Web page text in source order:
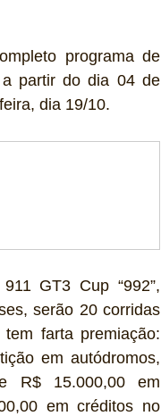
programa de
a partir do dia 04 de
dia 19/10.
GT3 Cup “992”,
serão 20 corridas
farta premiação:
em autódromos,
R$ 15.000,00 em
em créditos no